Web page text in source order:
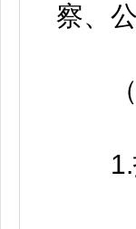
察、
（
1.报